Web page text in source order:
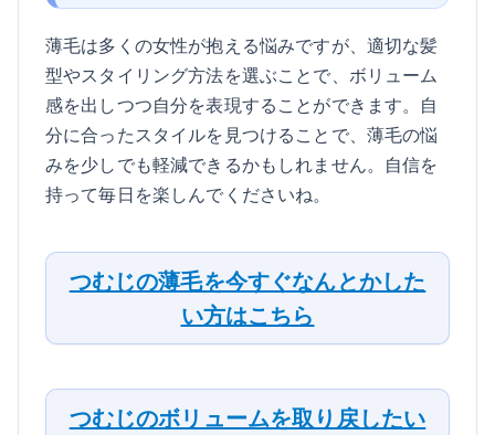
薄毛は多くの女性が抱える悩みですが、適切な髪
型やスタイリング方法を選ぶことで、ボリューム
感を出しつつ自分を表現することができます。自
分に合ったスタイルを見つけることで、薄毛の悩
みを少しでも軽減できるかもしれません。自信を
持って毎日を楽しんでくださいね。
つむじの薄毛を今すぐなんとかした
い方はこちら
つむじのボリュームを取り戻したい